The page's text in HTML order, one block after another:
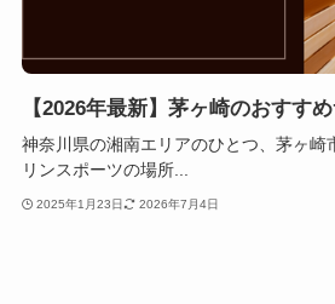
【2026年最新】茅ヶ崎のおすす
神奈川県の湘南エリアのひとつ、茅ヶ崎
リンスポーツの場所...
2025年1月23日 2026年7月4日